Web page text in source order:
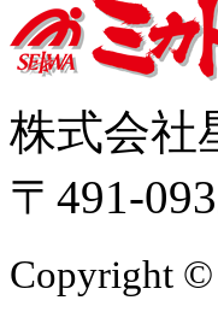
株式会
〒491-
Copyright